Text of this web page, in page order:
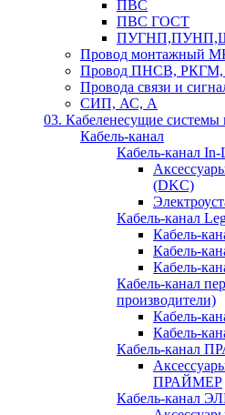
ПВС
ПВС ГОСТ
Провод
Провод ПНСВ,
Провода связи и
СИП, АС, А
03. Кабеленесущие системы
Кабель-канал
Кабель-канал
(DKC)
Кабель-канал
Кабель-
Кабель-
Кабель-
Кабель-канал
производители)
Кабель-
Кабель-
Кабель-канал
ПРАЙМЕР
Кабель-канал